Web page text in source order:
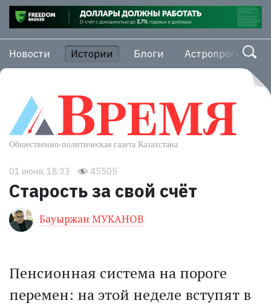
Новости Истории Блоги Астропрогноз
01 июня, 18:33 45505
Старость за свой счёт
Бауыржан МУКАНОВ
Пенсионная система на пороге
перемен: на этой неделе вступят в